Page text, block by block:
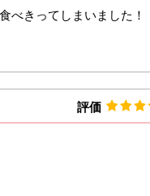
べきってしまいました！
評価